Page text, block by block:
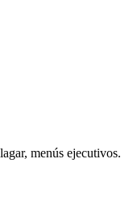
menús ejecutivos.